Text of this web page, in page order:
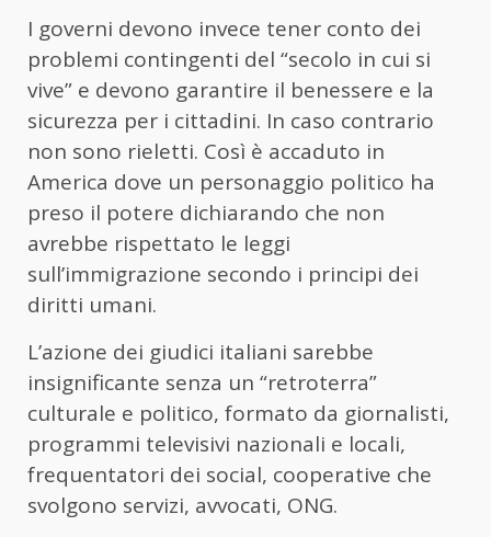
I governi devono invece tener conto dei
problemi contingenti del “secolo in cui si
vive” e devono garantire il benessere e la
sicurezza per i cittadini. In caso contrario
non sono rieletti. Così è accaduto in
America dove un personaggio politico ha
preso il potere dichiarando che non
avrebbe rispettato le leggi
sull’immigrazione secondo i principi dei
diritti umani.
L’azione dei giudici italiani sarebbe
insignificante senza un “retroterra”
culturale e politico, formato da giornalisti,
programmi televisivi nazionali e locali,
frequentatori dei social, cooperative che
svolgono servizi, avvocati, ONG.